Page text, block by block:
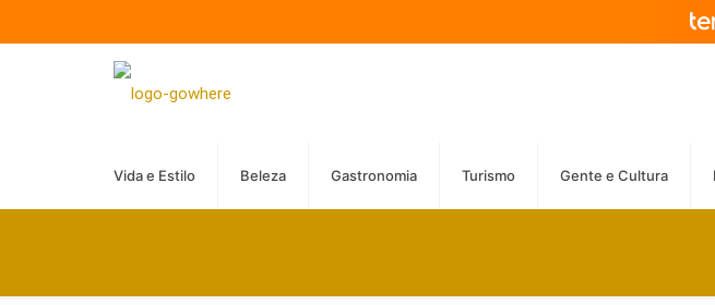
Vida e Estilo Beleza Gastronomia Turismo Gente e Cultura